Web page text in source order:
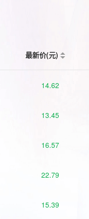
最新价(元)
14.62
13.45
16.57
22.79
15.39